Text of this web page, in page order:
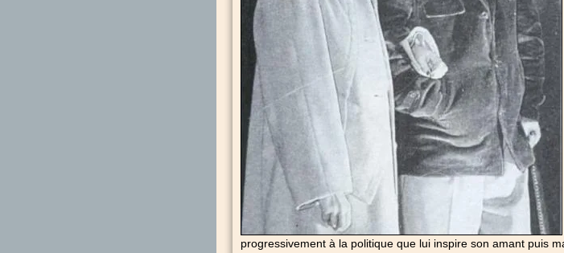
progressivement à la politique que lui inspire son amant puis